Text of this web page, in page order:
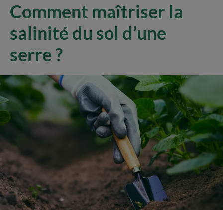
Comment maîtriser la
salinité du sol d’une
serre ?